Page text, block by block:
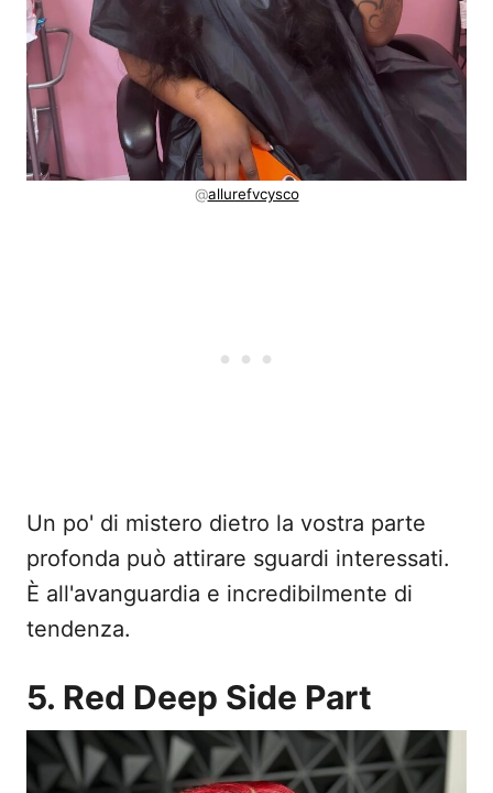
@allurefvcysco
Un po' di mistero dietro la vostra parte
profonda può attirare sguardi interessati.
È all'avanguardia e incredibilmente di
tendenza.
5. Red Deep Side Part